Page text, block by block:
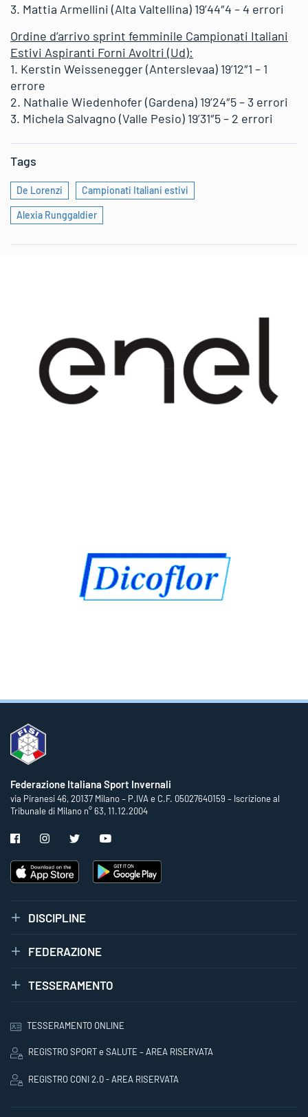
3. Mattia Armellini (Alta Valtellina) 19’44″4 – 4 errori
Ordine d’arrivo sprint femminile Campionati Italiani
Estivi Aspiranti Forni Avoltri (Ud):
1. Kerstin Weissenegger (Anterslevaa) 19’12″1 – 1
errore
2. Nathalie Wiedenhofer (Gardena) 19’24″5 – 3 errori
3. Michela Salvagno (Valle Pesio) 19’31″5 – 2 errori
Tags
De Lorenzi Campionati Italiani estivi
Alexia Runggaldier
Federazione Italiana Sport Invernali
via Piranesi 46, 20137 Milano – P.IVA e C.F. 05027640159 – Iscrizione al
Tribunale di Milano n° 63, 11.12.2004
DISCIPLINE
FEDERAZIONE
TESSERAMENTO
TESSERAMENTO ONLINE
REGISTRO SPORT e SALUTE – AREA RISERVATA
REGISTRO CONI 2.0 - AREA RISERVATA